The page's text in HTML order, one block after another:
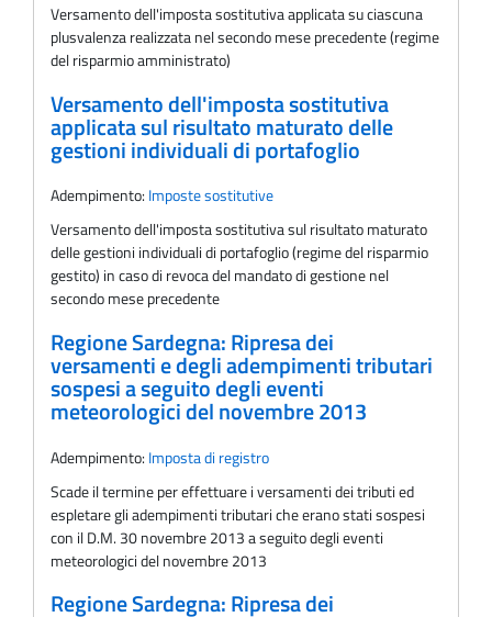
Versamento dell'imposta sostitutiva applicata su ciascuna
plusvalenza realizzata nel secondo mese precedente (regime
del risparmio amministrato)
Versamento dell'imposta sostitutiva
applicata sul risultato maturato delle
gestioni individuali di portafoglio
Adempimento: Imposte sostitutive
Versamento dell'imposta sostitutiva sul risultato maturato
delle gestioni individuali di portafoglio (regime del risparmio
gestito) in caso di revoca del mandato di gestione nel
secondo mese precedente
Regione Sardegna: Ripresa dei
versamenti e degli adempimenti tributari
sospesi a seguito degli eventi
meteorologici del novembre 2013
Adempimento: Imposta di registro
Scade il termine per effettuare i versamenti dei tributi ed
espletare gli adempimenti tributari che erano stati sospesi
con il D.M. 30 novembre 2013 a seguito degli eventi
meteorologici del novembre 2013
Regione Sardegna: Ripresa dei